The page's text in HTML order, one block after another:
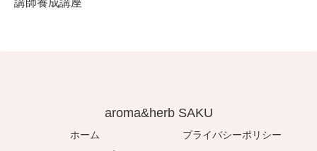
講師養成講座
aroma&herb SAKU
ホーム
プライバシーポリシー